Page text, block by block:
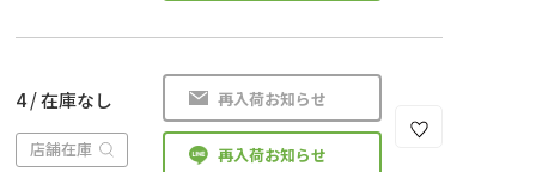
4 / 在庫なし
店舗在庫
再入荷お知らせ
再入荷お知らせ